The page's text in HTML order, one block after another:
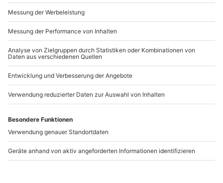
bei Sonnenaufgang und 2 Stunden vor
Sonnenuntergang.
Entsprechend der vorzufindenden Wetter- und
Windsituation kann der Startplatz kurzfristig
geändert werden (die Entscheidung hierüber trifft
Ihr Pilot)
Andere Produkte entdecken
Ammersee
Andechs
1 Person
Landshut
1 Person